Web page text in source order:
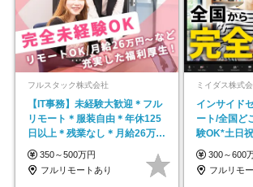
フルスタック株式会社
【IT事務】未経験大歓迎＊フル
リモート＊服装自由＊年休125
日以上＊残業なし＊月給26万円
以上
350～500万円
フルリモートあり
インサイド
ート/全国ど
験OK*土日
在宅勤務手当
300～600
フルリモ